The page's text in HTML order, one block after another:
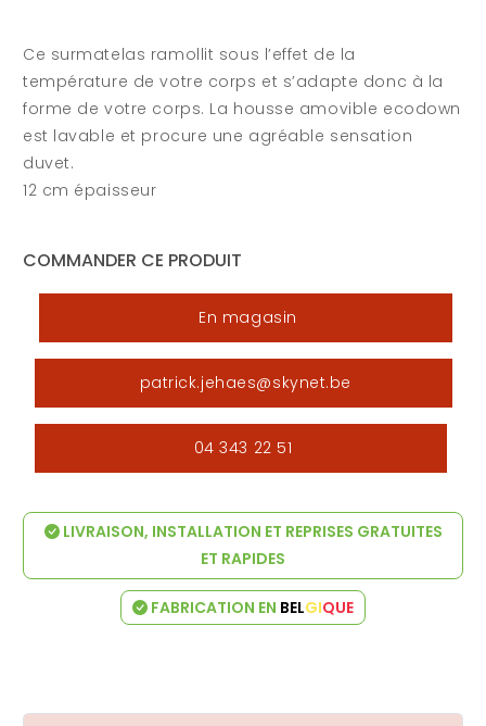
Ce surmatelas ramollit sous l’effet de la
température de votre corps et s’adapte donc à la
forme de votre corps. La housse amovible ecodown
est lavable et procure une agréable sensation
duvet.
12 cm épaisseur
COMMANDER CE PRODUIT
En magasin
patrick.jehaes@skynet.be
04 343 22 51
LIVRAISON, INSTALLATION ET REPRISES GRATUITES
ET RAPIDES
FABRICATION EN BELGIQUE